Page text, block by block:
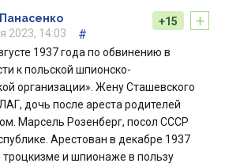
+
+15
2023, 14:03
#
1937 года по обвинению в
к польской шпионско-
организации».​ Жену Сташевского
дочь после ареста родителей
Марсель Розенберг, посол СССР
Арестован в декабре 1937
троцкизме и шпионаже в пользу